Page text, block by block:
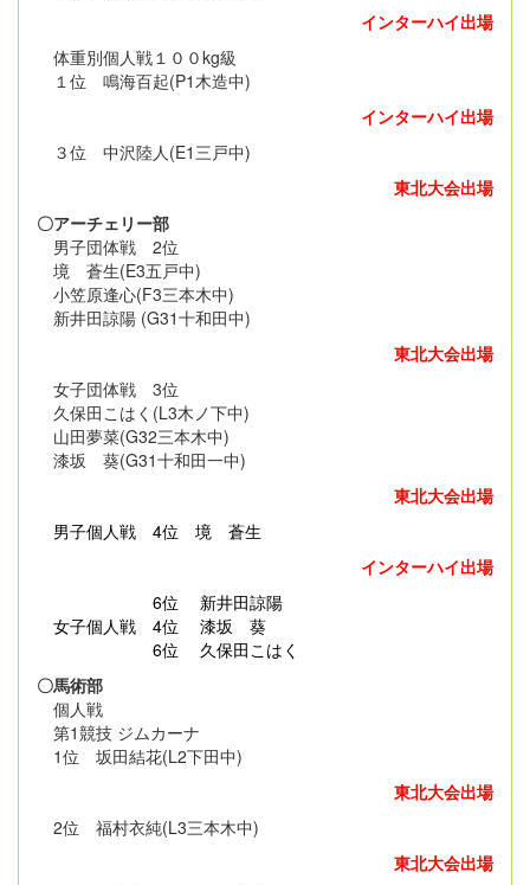
インターハイ出場
体重別個人戦１００kg級
１位 鳴海百起(P1木造中)
インターハイ出場
３位 中沢陸人(E1三戸中)
東北大会出場
〇アーチェリー部
男子団体戦 2位
境 蒼生(E3五戸中)
小笠原逢心(F3三本木中)
新井田諒陽 (G31十和田中)
東北大会出場
女子団体戦 3位
久保田こはく(L3木ノ下中)
山田夢菜(G32三本木中)
漆坂 葵(G31十和田一中)
東北大会出場
男子個人戦 4位 境 蒼生
インターハイ出場
6位 新井田諒陽
女子個人戦 4位 漆坂 葵
6位 久保田こはく
〇馬術部
個人戦
第1競技 ジムカーナ
1位 坂田結花(L2下田中)
東北大会出場
2位 福村衣純(L3三本木中)
東北大会出場